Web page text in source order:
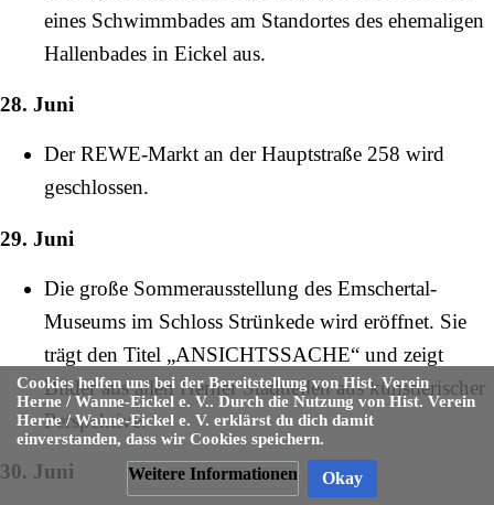
eines Schwimmbades am Standortes des ehemaligen
Hallenbades in Eickel aus.
28. Juni
Der REWE-Markt an derHauptstraße 258 wird
geschlossen.
29. Juni
Die große Sommerausstellung des Emschertal-
Museums im Schloss Strünkede wird eröffnet. Sie
trägt den Titel „ANSICHTSSACHE“ und zeigt
Bilder aus allen Herner Stadtteilen aus künstlerischer
Perspektive.
30. Juni
Cookies helfen uns bei der Bereitstellung von Hist. Verein
Herne / Wanne-Eickel e. V.. Durch die Nutzung von Hist. Verein
Herne / Wanne-Eickel e. V. erklärst du dich damit
einverstanden, dass wir Cookies speichern.
Weitere Informationen Okay